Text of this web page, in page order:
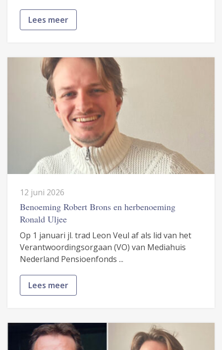
Lees meer
12 juni 2026
Benoeming Robert Brons en herbenoeming
Ronald Uljee
Op 1 januari jl. trad Leon Veul af als lid van het
Verantwoordingsorgaan (VO) van Mediahuis
Nederland Pensioenfonds ...
Lees meer